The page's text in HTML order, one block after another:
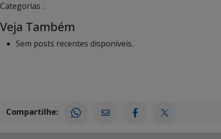
Categorias :
Veja Também
Sem posts recentes disponíveis.
Compartilhe: